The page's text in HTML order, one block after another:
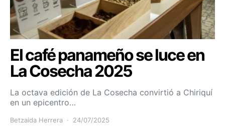
El café panameño se luce en
La Cosecha 2025
La octava edición de La Cosecha convirtió a Chiriquí
en un epicentro…
Betzaida Herrera 24/07/2025